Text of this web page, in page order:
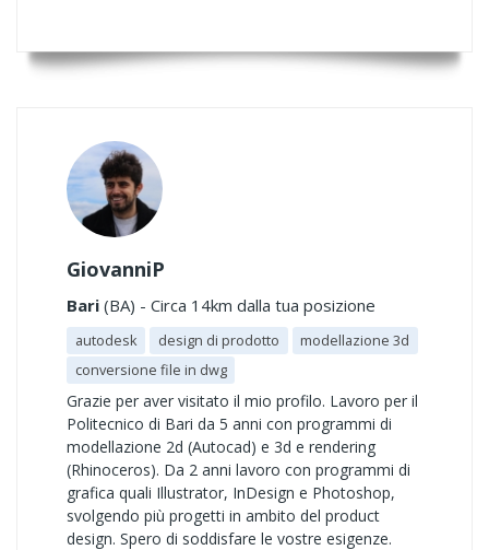
GiovanniP
Bari (BA) - Circa 14km dalla tua posizione
autodesk design di prodotto
modellazione 3d
conversione file in dwg
Grazie per aver visitato il mio profilo. Lavoro per il
Politecnico di Bari da 5 anni con programmi di
modellazione 2d (Autocad) e 3d e rendering
(Rhinoceros). Da 2 anni lavoro con programmi di
grafica quali Illustrator, InDesign e Photoshop,
svolgendo più progetti in ambito del product
design. Spero di soddisfare le vostre esigenze.